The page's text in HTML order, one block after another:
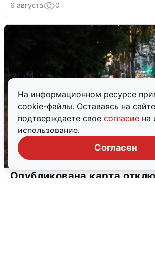
На информационном ресурсе
cookie-файлы. Оставаясь на
подтверждаете свое согласие на
использование.
Согласен
6 августа 0
Опубликована карта